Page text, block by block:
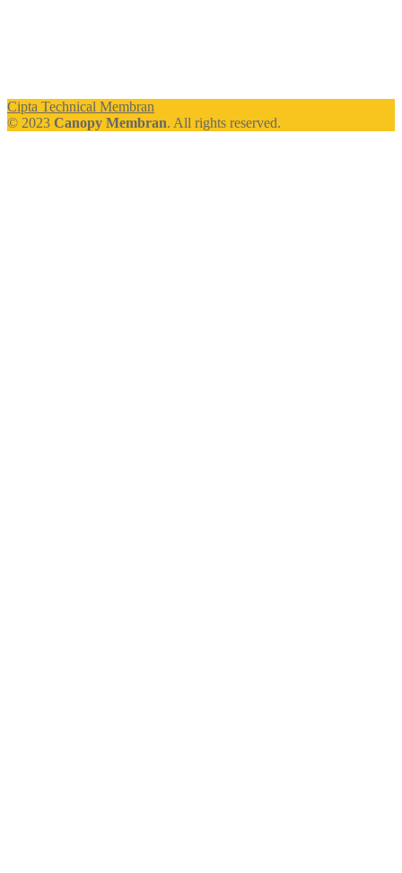
Cipta Technical Membran
© 2023 Canopy Membran. All rights reserved.